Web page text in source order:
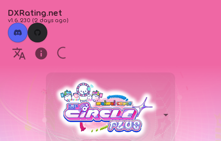
DXRating.net
v1.6.230 (2 days ago)